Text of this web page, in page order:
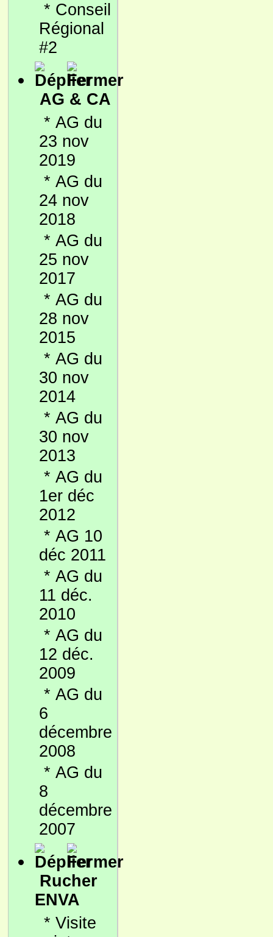
* Conseil
Régional
#2
AG & CA
* AG du
23 nov
2019
* AG du
24 nov
2018
* AG du
25 nov
2017
* AG du
28 nov
2015
* AG du
30 nov
2014
* AG du
30 nov
2013
* AG du
1er déc
2012
* AG 10
déc 2011
* AG du
11 déc.
2010
* AG du
12 déc.
2009
* AG du
6
décembre
2008
* AG du
8
décembre
2007
Rucher
ENVA
* Visite